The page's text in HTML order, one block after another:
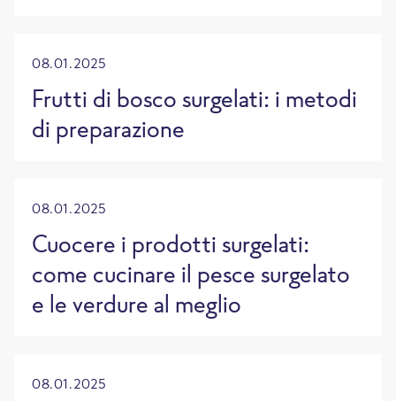
08.01.2025
Frutti di bosco surgelati: i metodi
di preparazione
08.01.2025
Cuocere i prodotti surgelati:
come cucinare il pesce surgelato
e le verdure al meglio
08.01.2025